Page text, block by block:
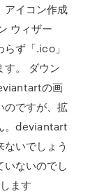
アイコン作成
ウィザー
ず「.ico」
す。 ダウン
の画
のですが、拡
。deviantart
いでしょう
ないのでし
ます